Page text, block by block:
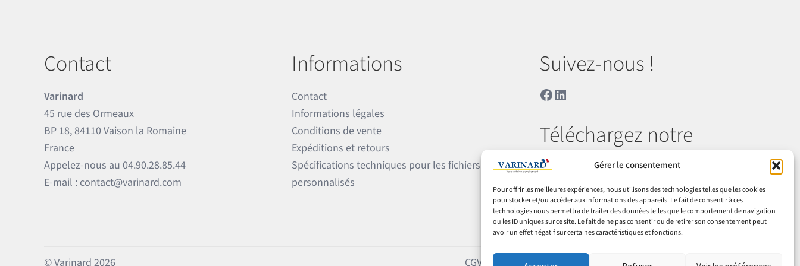
Gérer le consentement
Pour offrir les meilleures expériences, nous utilisons des technologies telles que les cookies
pour stocker et/ou accéder aux informations des appareils. Le fait de consentir à ces
technologies nous permettra de traiter des données telles que le comportement de navigation
ou les ID uniques sur ce site. Le fait de ne pas consentir ou de retirer son consentement peut
avoir un effet négatif sur certaines caractéristiques et fonctions.
Contact
Varinard
45 rue des Ormeaux
BP 18, 84110 Vaison la Romaine
France
Appelez-nous au 04.90.28.85.44
E-mail : contact@varinard.com
Informations
Contact
Informations légales
Conditions de vente
Expéditions et retours
Spécifications techniques pour les fichiers
personnalisés
Suivez-nous !
Facebook
LinkedIn
Téléchargez notre
catalogue
Télécharger
© Varinard 2026 CGV Expéditions & retours Mentions légales Confidentialité